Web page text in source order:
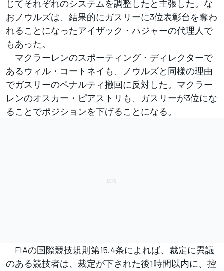
じてそれぞれのシステムを調整したと主張した。な
おノウルズは、結果的にガスリーに3位表彰台を奪わ
れることになったアイザック・ハジャーの代理人で
もあった。
マクラーレンのスポーティング・ディレクターで
あるウィル・コートネイも、ノウルズと同様の理由
でガスリーのペナルティ撤回に反対した。マクラー
レンのオスカー・ピアストリも、ガスリーが3位にな
ることでポジションを下げることになる。
FIAの国際競技規則第15.4条によれば、裁定に異議
のある競技者は、裁定が下された後1時間以内に、控